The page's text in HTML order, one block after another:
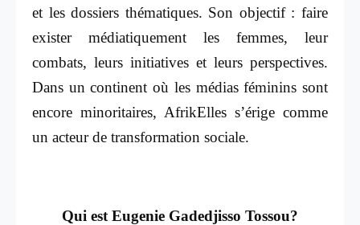
et les dossiers thématiques. Son objectif : faire
exister médiatiquement les femmes, leur
combats, leurs initiatives et leurs perspectives.
Dans un continent où les médias féminins sont
encore minoritaires, AfrikElles s’érige comme
un acteur de transformation sociale.
Qui est Eugenie Gadedjisso Tossou?